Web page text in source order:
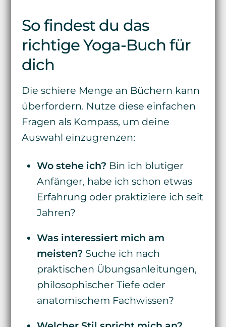
So findest du das
richtige Yoga-Buch für
dich
Die schiere Menge an Büchern kann
überfordern. Nutze diese einfachen
Fragen als Kompass, um deine
Auswahl einzugrenzen:
Wo stehe ich? Bin ich blutiger
Anfänger, habe ich schon etwas
Erfahrung oder praktiziere ich seit
Jahren?
Was interessiert mich am
meisten? Suche ich nach
praktischen Übungsanleitungen,
philosophischer Tiefe oder
anatomischem Fachwissen?